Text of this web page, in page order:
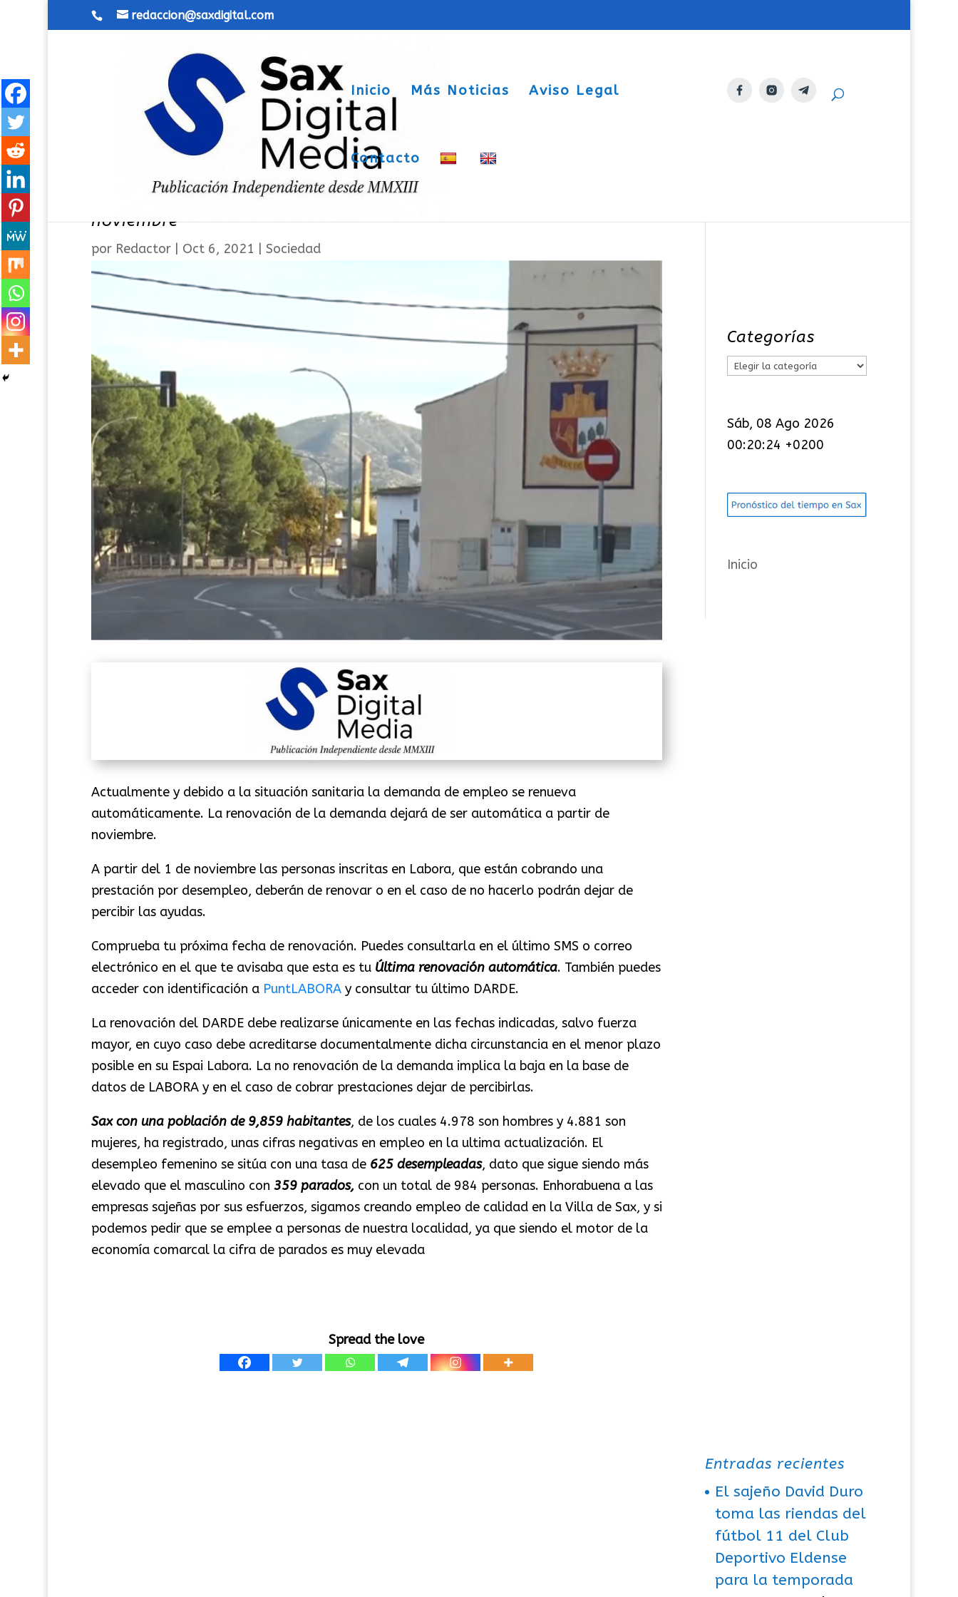
redaccion@saxdigital.com
Inicio Más Noticias Aviso Legal
Contacto
La renovación del DARDE deja de ser automática a partir de
noviembre
por Redactor| Oct 6, 2021 Sociedad
Actualmente y debido a la situación sanitaria la demanda de empleo se renueva
automáticamente. La renovación de la demanda dejará de ser automática a partir de
noviembre.
A partir del 1 de noviembre las personas inscritas en Labora, que están cobrando una
prestación por desempleo, deberán de renovar o en el caso de no hacerlo podrán dejar de
percibir las ayudas.
Comprueba tu próxima fecha de renovación. Puedes consultarla en el último SMS o correo
electrónico en el que te avisaba que esta es tu Última renovación automática. También puedes
acceder con identificación a PuntLABORAy consultar tu último DARDE.
La renovación del DARDE debe realizarse únicamente en las fechas indicadas, salvo fuerza
mayor, en cuyo caso debe acreditarse documentalmente dicha circunstancia en el menor plazo
posible en su Espai Labora. La no renovación de la demanda implica la baja en la base de
datos de LABORA y en el caso de cobrar prestaciones dejar de percibirlas.
Sax con una población de 9,859 habitantes, de los cuales 4.978 son hombres y 4.881 son
mujeres, ha registrado, unas cifras negativas en empleo en la ultima actualización. El
desempleo femenino se sitúa con una tasa de 625 desempleadas, dato que sigue siendo más
elevado que el masculino con 359 parados, con un total de 984 personas. Enhorabuena a las
empresas sajeñas por sus esfuerzos, sigamos creando empleo de calidad en la Villa de Sax, y si
podemos pedir que se emplee a personas de nuestra localidad, ya que siendo el motor de la
economía comarcal la cifra de parados es muy elevada
Spread the love
Categorías
C
e
g
r
í
s
Sáb, 08 Ago 2026
00:20:25 +0200
Inicio
Entradas recientes
El sajeño David Duro
toma las riendas del
fútbol 11 del Club
Deportivo Eldense
para la temporada